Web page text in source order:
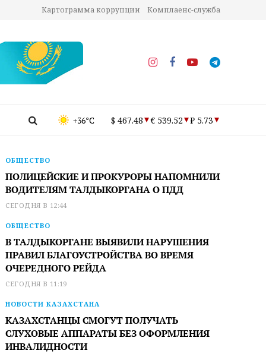
Картограмма коррупции Комплаенс-служба
+36°C $ 467.48 € 539.52 ₽ 5.73
ОБЩЕСТВО
ПОЛИЦЕЙСКИЕ И ПРОКУРОРЫ НАПОМНИЛИ
ВОДИТЕЛЯМ ТАЛДЫКОРГАНА О ПДД
СЕГОДНЯ В 12:44
ОБЩЕСТВО
В ТАЛДЫКОРГАНЕ ВЫЯВИЛИ НАРУШЕНИЯ
ПРАВИЛ БЛАГОУСТРОЙСТВА ВО ВРЕМЯ
ОЧЕРЕДНОГО РЕЙДА
СЕГОДНЯ В 11:19
НОВОСТИ КАЗАХСТАНА
КАЗАХСТАНЦЫ СМОГУТ ПОЛУЧАТЬ
СЛУХОВЫЕ АППАРАТЫ БЕЗ ОФОРМЛЕНИЯ
ИНВАЛИДНОСТИ